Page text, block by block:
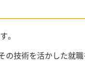
。
の技術を活かした就